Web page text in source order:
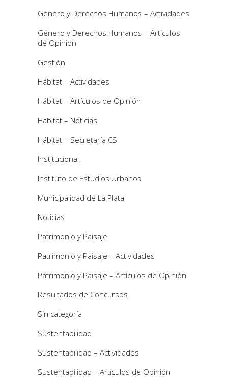
Género y Derechos Humanos – Actividades
Género y Derechos Humanos – Artículos
de Opinión
Gestión
Hábitat – Actividades
Hábitat – Artículos de Opinión
Hábitat – Noticias
Hábitat – Secretaría CS
Institucional
Instituto de Estudios Urbanos
Municipalidad de La Plata
Noticias
Patrimonio y Paisaje
Patrimonio y Paisaje – Actividades
Patrimonio y Paisaje – Artículos de Opinión
Resultados de Concursos
Sin categoría
Sustentabilidad
Sustentabilidad – Actividades
Sustentabilidad – Artículos de Opinión